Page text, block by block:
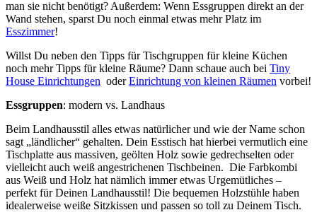
man sie nicht benötigt? Außerdem: Wenn Essgruppen direkt an der
Wand stehen, sparst Du noch einmal etwas mehr Platz im
Esszimmer!
Willst Du neben den Tipps für Tischgruppen für kleine Küchen
noch mehr Tipps für kleine Räume? Dann schaue auch bei Tiny
House Einrichtungen oderEinrichtung von kleinen Räumen vorbei!
Essgruppen: modern vs. Landhaus
Beim Landhausstil alles etwas natürlicher und wie der Name schon
sagt „ländlicher“ gehalten. Dein Esstisch hat hierbei vermutlich eine
Tischplatte aus massiven, geölten Holz sowie gedrechselten oder
vielleicht auch weiß angestrichenen Tischbeinen. Die Farbkombi
aus Weiß und Holz hat nämlich immer etwas Urgemütliches –
perfekt für Deinen Landhausstil! Die bequemen Holzstühle haben
idealerweise weiße Sitzkissen und passen so toll zu Deinem Tisch.